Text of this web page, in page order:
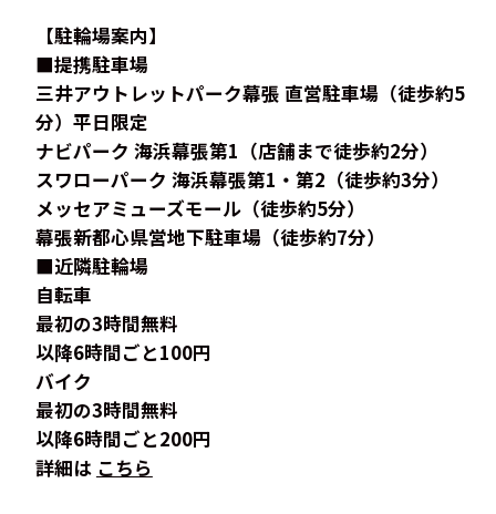
【駐輪場案内】
■提携駐車場
三井アウトレットパーク幕張 直営駐車場（徒歩約5
分）平日限定
ナビパーク 海浜幕張第1（店舗まで徒歩約2分）
スワローパーク 海浜幕張第1・第2（徒歩約3分）
メッセアミューズモール（徒歩約5分）
幕張新都心県営地下駐車場（徒歩約7分）
■近隣駐輪場
自転車
最初の3時間無料
以降6時間ごと100円
バイク
最初の3時間無料
以降6時間ごと200円
詳細は こちら